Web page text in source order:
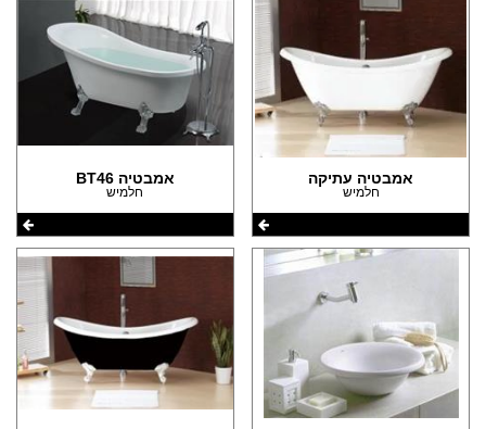
אמבטיה עתיקה
חלמיש
אמבטיה BT46
חלמיש